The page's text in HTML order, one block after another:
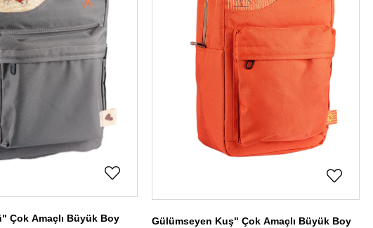
Çok Amaçlı Büyük Boy
Gülümseyen Kuş" Çok Amaçlı Büyük Boy